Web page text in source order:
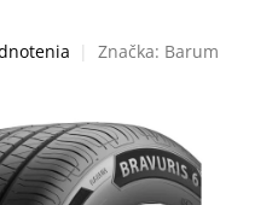
Značka: Barum